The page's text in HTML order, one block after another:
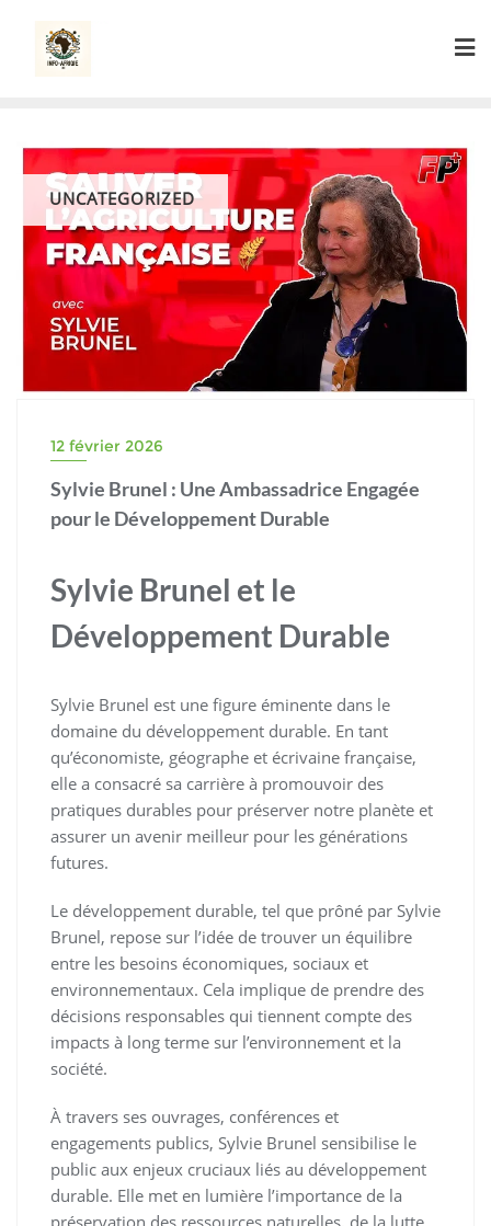
content
UNCATEGORIZED
12 février 2026
Sylvie Brunel : Une Ambassadrice Engagée
pour le Développement Durable
Sylvie Brunel et le
Développement Durable
Sylvie Brunel est une figure éminente dans le
domaine du développement durable. En tant
qu’économiste, géographe et écrivaine française,
elle a consacré sa carrière à promouvoir des
pratiques durables pour préserver notre planète et
assurer un avenir meilleur pour les générations
futures.
Le développement durable, tel que prôné par Sylvie
Brunel, repose sur l’idée de trouver un équilibre
entre les besoins économiques, sociaux et
environnementaux. Cela implique de prendre des
décisions responsables qui tiennent compte des
impacts à long terme sur l’environnement et la
société.
À travers ses ouvrages, conférences et
engagements publics, Sylvie Brunel sensibilise le
public aux enjeux cruciaux liés au développement
durable. Elle met en lumière l’importance de la